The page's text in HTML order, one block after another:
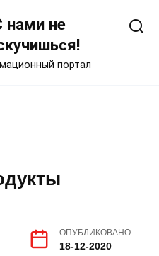
нами не
портал
ОПУБЛИКОВАНО
18-12-2020